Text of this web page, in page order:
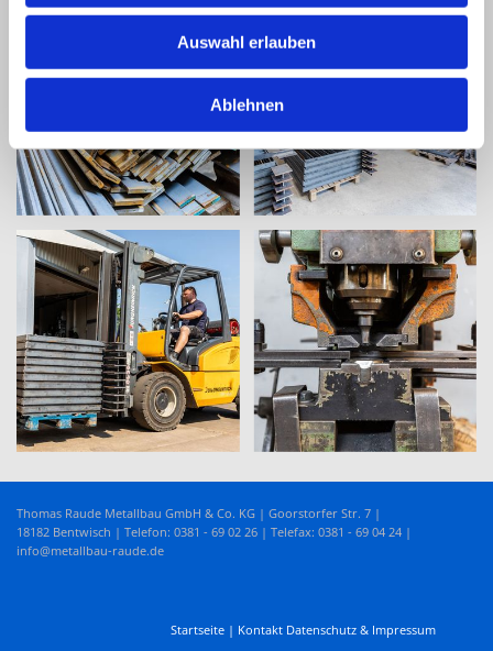
Auswahl erlauben
Ablehnen
Thomas Raude Metallbau GmbH & Co. KG | Goorstorfer Str. 7 |
18182 Bentwisch | Telefon: 0381 - 69 02 26 | Telefax: 0381 - 69 04 24 |
info@metallbau-raude.de
Startseite| Kontakt Datenschutz & Impressum